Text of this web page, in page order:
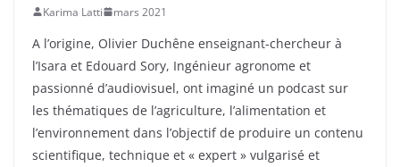
Karima Latti mars 2021
A l’origine, Olivier Duchêne enseignant-chercheur à
l’Isara et Edouard Sory, Ingénieur agronome et
passionné d’audiovisuel, ont imaginé un podcast sur
les thématiques de l’agriculture, l’alimentation et
l’environnement dans l’objectif de produire un contenu
scientifique, technique et « expert » vulgarisé et